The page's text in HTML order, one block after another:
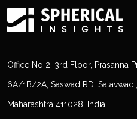
Office No 2, 3rd Floor, Prasanna
6A/1B/2A, Saswad RD,
Maharashtra 411028, India